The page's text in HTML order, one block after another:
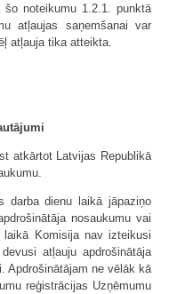
noteikumu 1.2.1. punktā
atļaujas saņemšanai var
atļauja tika atteikta.
atkārtot Latvijas Republikā
darba dienu laikā jāpaziņo
nosaukumu vai
Komisija nav izteikusi
atļauju apdrošinātāja
Apdrošinātājam ne vēlāk kā
reģistrācijas Uzņēmumu